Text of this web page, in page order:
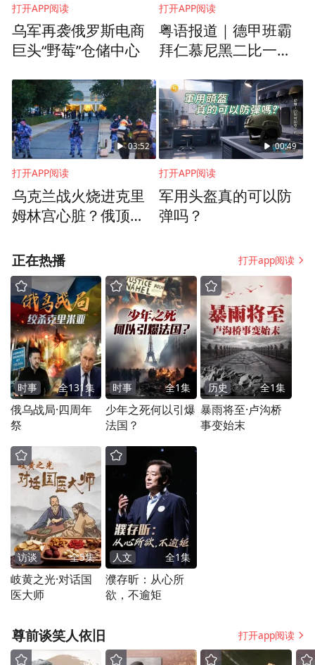
经过多年调研与技术积累，2003年，谷增伟
毅然放弃海外优渥待遇，一人从国外归来在
团队。“华裔”的谐音既承载着创始人的身份
认同，更寄托着“为中华蓝天添翼”的产业理
想——他们要打破西方垄断，让中国拥有自
己的飞行模拟机。
二、破局：二十年磨一剑打破垄断之路
种模仿飞机飞行状态、环境与条件，让飞行
员获得相似操纵负荷、视觉、听觉与运动感
觉的复杂系统。它能模拟火灾、失速等真实
飞机无法实现的极端场景，还能精准记录飞
行员训练表现，是航空安全体系中不可或缺
的一环。其特点决定了研发难度：系统复
杂、价格高昂、定制化程度高，涉及电子、
互联网、机械、航空、技术培训等多个领
域，产业链条长且分散。
打开APP阅读
乌军再袭俄罗斯电商
巨头“野莓”仓储中心
打开APP阅读
粤语报道｜德甲班霸
拜仁慕尼黑二比一险
03:52
打开APP阅读
乌克兰战火烧进克里
姆林宫心脏？俄顶级
00:49
打开APP阅读
军用头盔真的可以防
弹吗？
正在热播 打开app阅读
时事 全131集
俄乌战局·四周年
祭
时事 全1集
少年之死何以引爆
法国？
历史 全1集
暴雨将至·卢沟桥
事变始末
访谈 全5集
岐黄之光·对话国
医大师
人文 全1集
濮存昕：从心所
欲，不逾矩
尊前谈笑人依旧 打开app阅读